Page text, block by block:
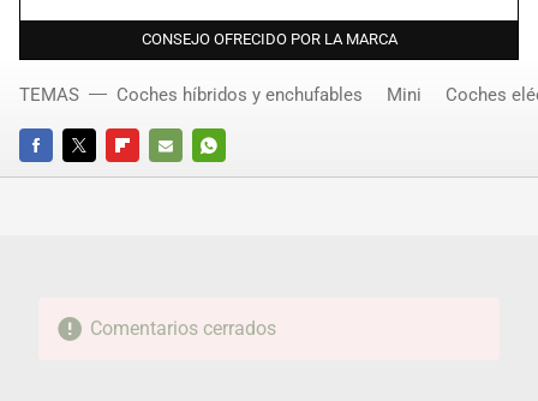
CONSEJO OFRECIDO POR LA MARCA
FACEBOOKTWITTERFLIPBOARD
E-
WHATSAPP
TEMAS Coches híbridos y enchufables Mini Coches
Comentarios cerrados